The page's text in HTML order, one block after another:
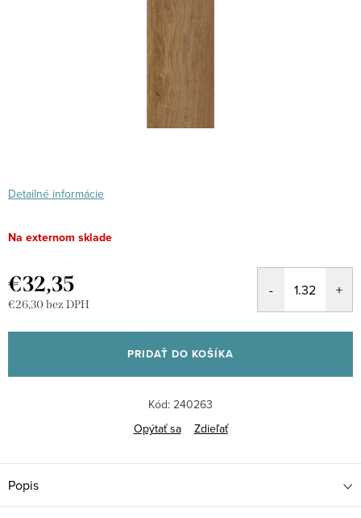
Detailné informácie
Na externom sklade
€32,35
€26,30 bez DPH
cena:
PRIDAŤ DO KOŠÍKA
Kód: 240263
Opýtať sa
Zdieľať
Popis